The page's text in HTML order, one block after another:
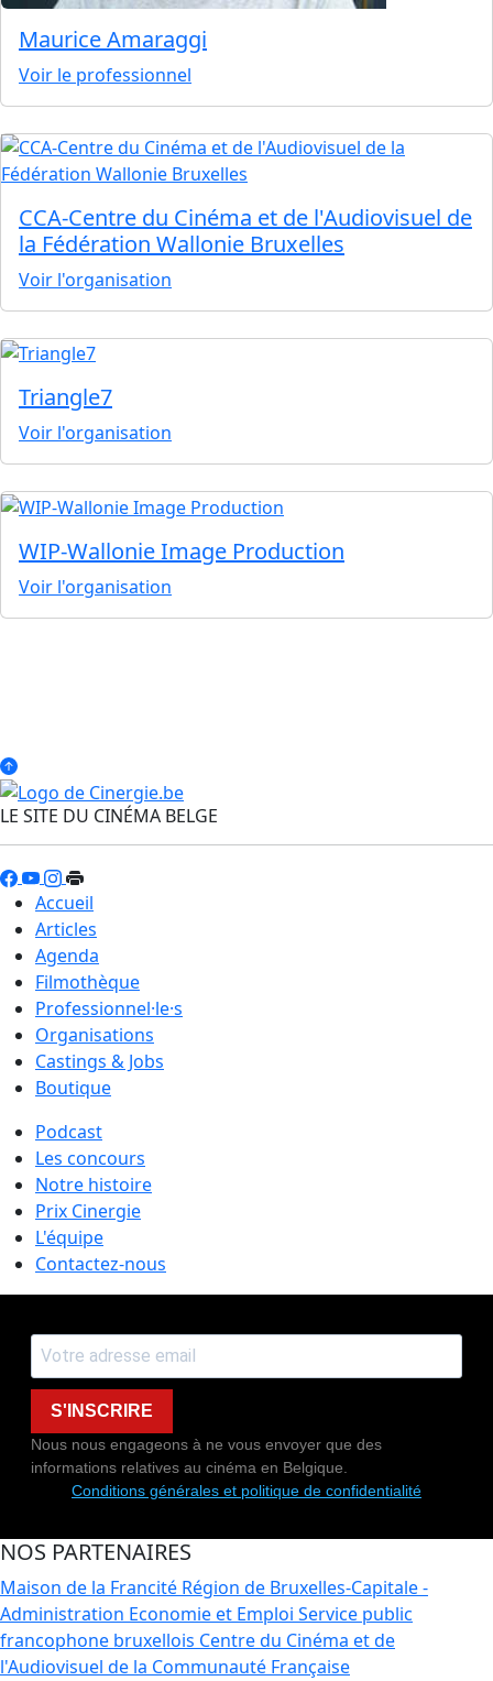
Maurice Amaraggi
Voir le professionnel
CCA-Centre du Cinéma et de l'Audiovisuel de
la Fédération Wallonie Bruxelles
Voir l'organisation
Triangle7
Voir l'organisation
WIP-Wallonie Image Production
Voir l'organisation
LE SITE DU CINÉMA BELGE
Accueil
Articles
Agenda
Filmothèque
Professionnel·le·s
Organisations
Castings & Jobs
Boutique
Podcast
Les concours
Notre histoire
Prix Cinergie
L'équipe
Contactez-nous
S'INSCRIRE
Nous nous engageons à ne vous envoyer que des
informations relatives au cinéma en Belgique.
Conditions générales et politique de confidentialité
NOS PARTENAIRES
Maison de la Francité Région de Bruxelles-Capitale -
Administration Economie et Emploi Service public
francophone bruxellois Centre du Cinéma et de
l'Audiovisuel de la Communauté Française